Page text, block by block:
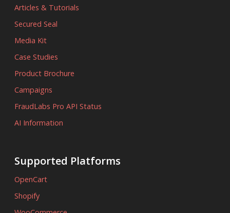
Articles & Tutorials
Secured Seal
Media Kit
Case Studies
Product Brochure
Campaigns
FraudLabs Pro API Status
AI Information
Supported Platforms
OpenCart
Shopify